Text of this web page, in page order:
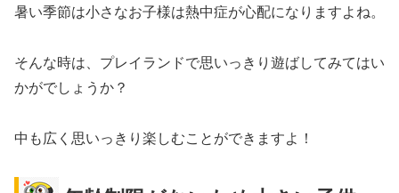
暑い季節は小さなお子様は熱中症が心配になりますよね。
そんな時は、プレイランドで思いっきり遊ばしてみてはい
かがでしょうか？
中も広く思いっきり楽しむことができますよ！